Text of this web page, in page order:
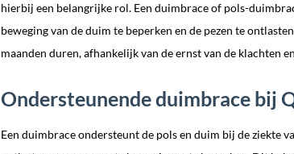
hierbij een belangrijke rol. Een duimbrace of pols-
beweging van de duim te beperken en de pezen te
maanden duren, afhankelijk van de ernst van de klachten
Ondersteunende duimbrace bij
Een duimbrace ondersteunt de pols en duim bij de ziekte